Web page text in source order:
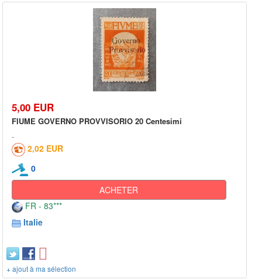
5,00 EUR
FIUME GOVERNO PROVVISORIO 20 Centesimi
2,02 EUR
0
ACHETER
FR - 83***
Italie
+ ajout à ma sélection